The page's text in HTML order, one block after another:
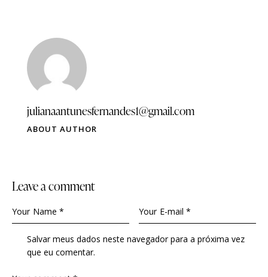
julianaantunesfernandes1@gmail.com
ABOUT AUTHOR
Leave a comment
Salvar meus dados neste navegador para a próxima vez
que eu comentar.